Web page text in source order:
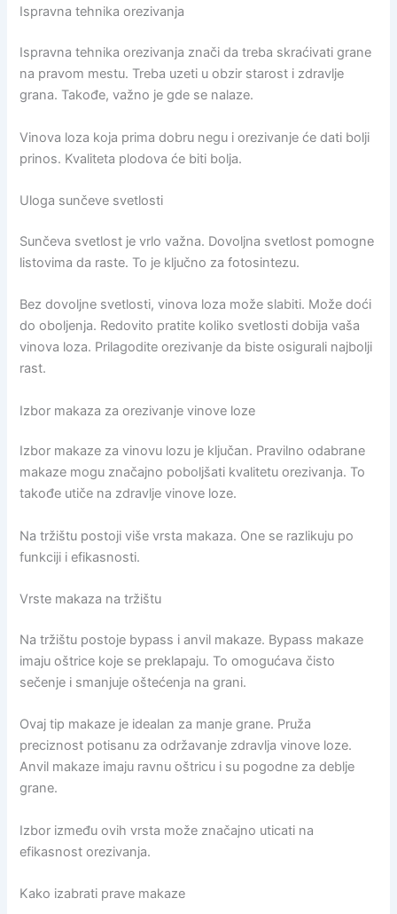
Ispravna tehnika orezivanja
Ispravna tehnika orezivanja znači da treba skraćivati grane
na pravom mestu. Treba uzeti u obzir starost i zdravlje
grana. Takođe, važno je gde se nalaze.
Vinova loza koja prima dobru negu i orezivanje će dati bolji
prinos. Kvaliteta plodova će biti bolja.
Uloga sunčeve svetlosti
Sunčeva svetlost je vrlo važna. Dovoljna svetlost pomogne
listovima da raste. To je ključno za fotosintezu.
Bez dovoljne svetlosti, vinova loza može slabiti. Može doći
do oboljenja. Redovito pratite koliko svetlosti dobija vaša
vinova loza. Prilagodite orezivanje da biste osigurali najbolji
rast.
Izbor makaza za orezivanje vinove loze
Izbor makaze za vinovu lozu je ključan. Pravilno odabrane
makaze mogu značajno poboljšati kvalitetu orezivanja. To
takođe utiče na zdravlje vinove loze.
Na tržištu postoji više vrsta makaza. One se razlikuju po
funkciji i efikasnosti.
Vrste makaza na tržištu
Na tržištu postoje bypass i anvil makaze. Bypass makaze
imaju oštrice koje se preklapaju. To omogućava čisto
sečenje i smanjuje oštećenja na grani.
Ovaj tip makaze je idealan za manje grane. Pruža
preciznost potisanu za održavanje zdravlja vinove loze.
Anvil makaze imaju ravnu oštricu i su pogodne za deblje
grane.
Izbor između ovih vrsta može značajno uticati na
efikasnost orezivanja.
Kako izabrati prave makaze